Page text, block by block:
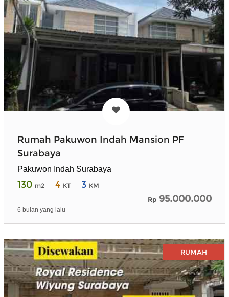
Rumah Pakuwon Indah Mansion PF
Surabaya
Pakuwon Indah Surabaya
130 m2 4 KT 3 KM
Rp 95.000.000
6 bulan yang lalu
RUMAH